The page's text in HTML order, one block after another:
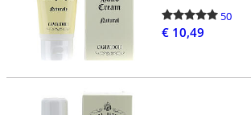
50
€ 10,49